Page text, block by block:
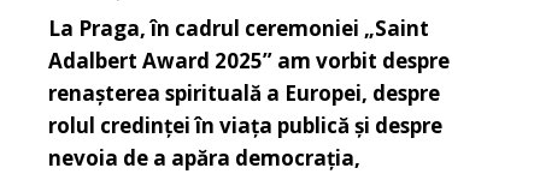
La Praga, în cadrul ceremoniei „Saint
Adalbert Award 2025” am vorbit despre
renașterea spirituală a Europei, despre
rolul credinței în viața publică și despre
nevoia de a apăra democrația,